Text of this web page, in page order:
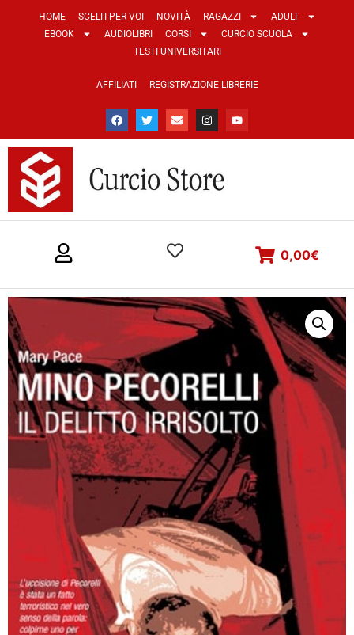
HOME SCELTI PER VOI NOVITÀ RAGAZZI
ADULT
EBOOK
AUDIOLIBRI CORSI
CURCIO SCUOLA
TESTI UNIVERSITARI
AFFILIATI REGISTRAZIONE LIBRERIE
0,00€